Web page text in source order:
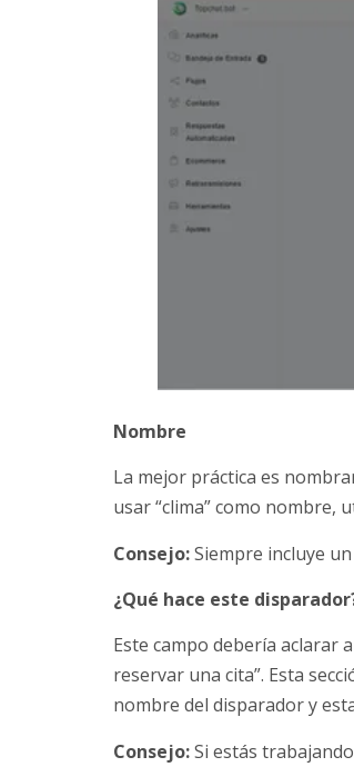
Nombre
La mejor práctica es
usar “clima” como nombre,
Consejo:Siempre incluye
¿Qué hace este
Este campo debería aclarar
reservar una cita”. Esta
nombre del disparador y
Consejo:Si estás